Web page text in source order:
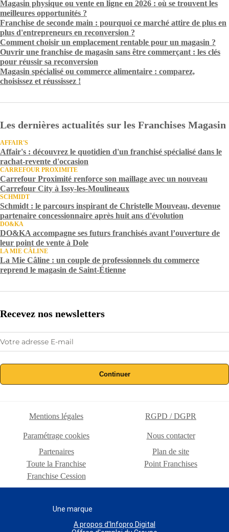
Magasin physique ou vente en ligne en 2026 : où se trouvent les
meilleures opportunités ?
Franchise de seconde main : pourquoi ce marché attire de plus en
plus d'entrepreneurs en reconversion ?
Comment choisir un emplacement rentable pour un magasin ?
Ouvrir une franchise de magasin sans être commerçant : les clés
pour réussir sa reconversion
Magasin spécialisé ou commerce alimentaire : comparez,
choisissez et réussissez !
Les dernières actualités sur les Franchises Magasin
AFFAIR'S
Affair's : découvrez le quotidien d'un franchisé spécialisé dans le
rachat-revente d'occasion
CARREFOUR PROXIMITE
Carrefour Proximité renforce son maillage avec un nouveau
Carrefour City à Issy-les-Moulineaux
SCHMIDT
Schmidt : le parcours inspirant de Christelle Mouveau, devenue
partenaire concessionnaire après huit ans d'évolution
DO&KA
DO&KA accompagne ses futurs franchisés avant l’ouverture de
leur point de vente à Dole
LA MIE CÂLINE
La Mie Câline : un couple de professionnels du commerce
reprend le magasin de Saint-Étienne
Recevez nos newsletters
Continuer
Mentions légales RGPD / DGPR
Paramétrage cookies
Nous contacter
Partenaires
Plan de site
Toute la Franchise
Point Franchises
Franchise Cession
Une marque
A propos d'Infopro Digital